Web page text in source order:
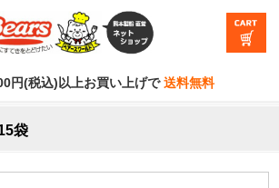
円(税込)以上お買い上げで送料無料
袋